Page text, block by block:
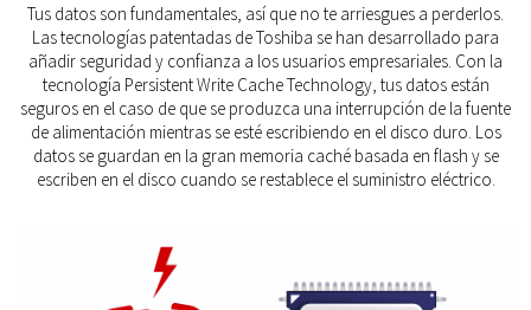
Tus datos son fundamentales, así que no te arriesgues a perderlos.
Las tecnologías patentadas de Toshiba se han desarrollado para
añadir seguridad y confianza a los usuarios empresariales. Con la
tecnología Persistent Write Cache Technology, tus datos están
seguros en el caso de que se produzca una interrupción de la fuente
de alimentación mientras se esté escribiendo en el disco duro. Los
datos se guardan en la gran memoria caché basada en flash y se
escriben en el disco cuando se restablece el suministro eléctrico.